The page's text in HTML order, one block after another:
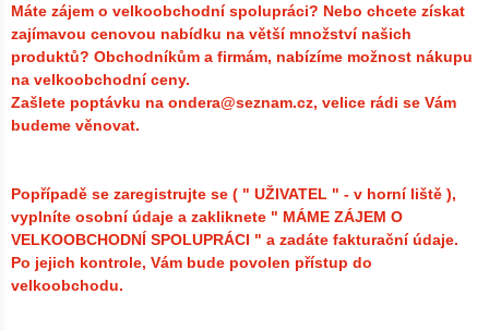
Máte zájem o velkoobchodní spolupráci? Nebo chcete získat
zajímavou cenovou nabídku na větší množství našich
produktů? Obchodníkům a firmám, nabízíme možnost nákupu
na velkoobchodní ceny.
Zašlete poptávku na ondera@seznam.cz, velice rádi se Vám
budeme věnovat.
Popřípadě se zaregistrujte se ( " UŽIVATEL " - v horní liště ),
vyplníte osobní údaje a zakliknete " MÁME ZÁJEM O
VELKOOBCHODNÍ SPOLUPRÁCI " a zadáte fakturační údaje.
Po jejich kontrole, Vám bude povolen přístup do
velkoobchodu.